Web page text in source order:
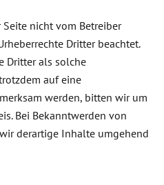
nicht vom Betreiber
Dritter beachtet.
Dritter als solche
auf eine
werden, bitten wir um
Bei Bekanntwerden von
derartige Inhalte umgehend